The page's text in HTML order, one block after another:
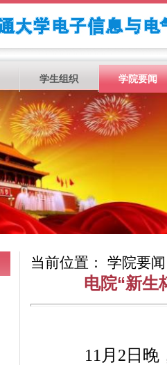
学生组织 学院要闻
当前位置： 学院要闻
电院“新生
11月2日